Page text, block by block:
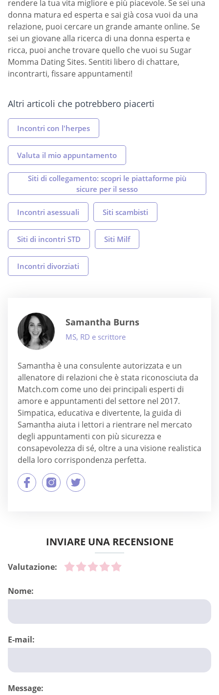
rendere la tua vita migliore e più piacevole. Se sei una
donna matura ed esperta e sai già cosa vuoi da una
relazione, puoi cercare un grande amante online. Se
sei un giovane alla ricerca di una donna esperta e
ricca, puoi anche trovare quello che vuoi su Sugar
Momma Dating Sites. Sentiti libero di chattare,
incontrarti, fissare appuntamenti!
Altri articoli che potrebbero piacerti
Incontri con l'herpes
Valuta il mio appuntamento
Siti di collegamento: scopri le piattaforme più
sicure per il sesso
Incontri asessuali Siti scambisti
Siti di incontri STD Siti Milf
Incontri divorziati
Samantha Burns
MS, RD e scrittore
Samantha è una consulente autorizzata e un
allenatore di relazioni che è stata riconosciuta da
Match.com come uno dei principali esperti di
amore e appuntamenti del settore nel 2017.
Simpatica, educativa e divertente, la guida di
Samantha aiuta i lettori a rientrare nel mercato
degli appuntamenti con più sicurezza e
consapevolezza di sé, oltre a una visione realistica
della loro corrispondenza perfetta.
INVIARE UNA RECENSIONE
Valutazione:
Nome:
E-mail:
Message: